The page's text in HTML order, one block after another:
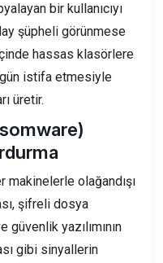
bir kullanıcıyı
şüpheli görünmese
içinde hassas klasörlere
istifa etmesiyle
üretir.
makinelerle olağandışı
şifreli dosya
yazılımının
gibi sinyallerin